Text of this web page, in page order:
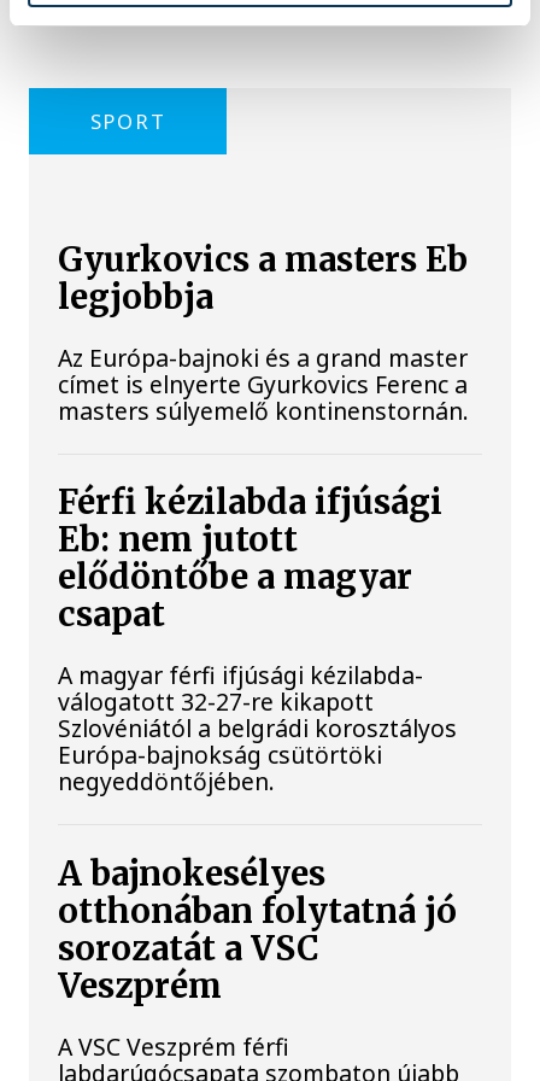
SPORT
Gyurkovics a masters Eb
legjobbja
Az Európa-bajnoki és a grand master
címet is elnyerte Gyurkovics Ferenc a
masters súlyemelő kontinenstornán.
Férfi kézilabda ifjúsági
Eb: nem jutott
elődöntőbe a magyar
csapat
A magyar férfi ifjúsági kézilabda-
válogatott 32-27-re kikapott
Szlovéniától a belgrádi korosztályos
Európa-bajnokság csütörtöki
negyeddöntőjében.
A bajnokesélyes
otthonában folytatná jó
sorozatát a VSC
Veszprém
A VSC Veszprém férfi
labdarúgócsapata szombaton újabb